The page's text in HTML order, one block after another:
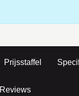
Prijsstaffel
Reviews